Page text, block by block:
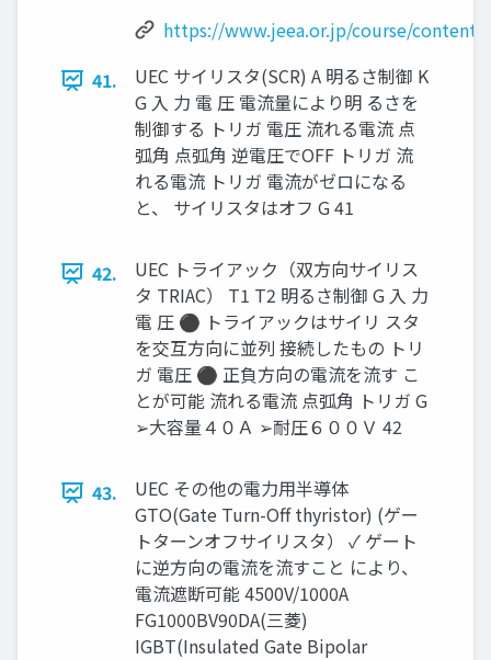
https://www.jeea.or.jp/course/
41.
UEC サイリスタ(SCR) A 明るさ制御 K
G 入 力 電 圧 電流量により明 るさを
制御する トリガ 電圧 流れる電流 点
弧角 点弧角 逆電圧でOFF トリガ 流
れる電流 トリガ 電流がゼロになる
と、 サイリスタはオフ G 41
42.
UEC トライアック（双方向サイリス
タ TRIAC） T1 T2 明るさ制御 G 入 力
電 圧 ⚫ トライアックはサイリ スタ
を交互方向に並列 接続したもの トリ
ガ 電圧 ⚫ 正負方向の電流を流す こ
とが可能 流れる電流 点弧角 トリガ G
➢大容量４０Ａ ➢耐圧６００Ｖ 42
43.
UEC その他の電力用半導体
GTO(Gate Turn-Off thyristor) (ゲー
トターンオフサイリスタ） ✓ ゲート
に逆方向の電流を流すこと により、
電流遮断可能 4500V/1000A
FG1000BV90DA(三菱)
IGBT(Insulated Gate Bipolar